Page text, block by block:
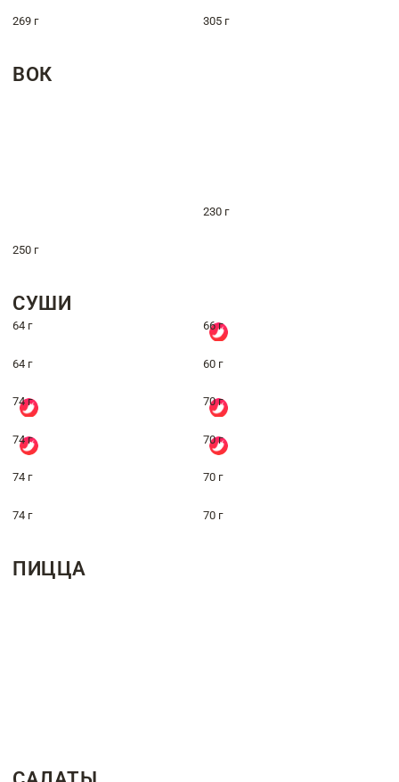
269 г 305 г
ВОК
230 г
250 г
СУШИ
64 г 66 г
64 г 60 г
74 г 70 г
74 г 70 г
74 г 70 г
74 г 70 г
ПИЦЦА